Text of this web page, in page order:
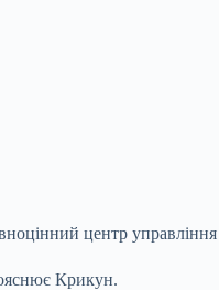
центр
Крикун.